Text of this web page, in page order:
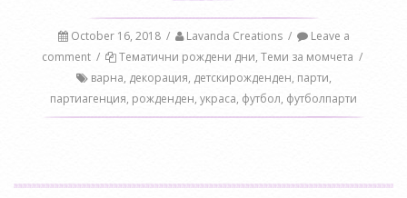
October 16, 2018 / Lavanda Creations /
Leave a
comment / Тематични рождени дни, Теми за момчета /
варна, декорация, детскирожденден, парти,
партиагенция, рожденден, украса, футбол, футболпарти